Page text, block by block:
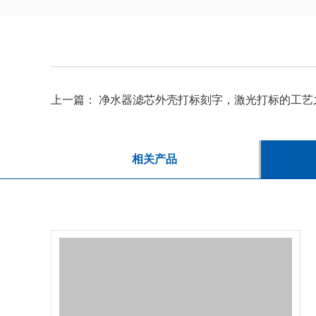
上一篇： 净水器滤芯外壳打标刻字，激光打标的工艺
相关产品